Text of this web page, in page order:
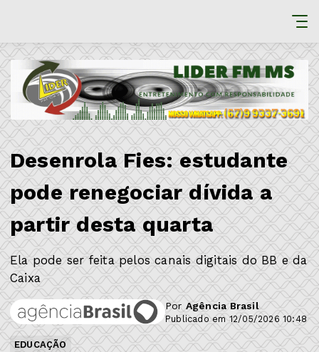
Desenrola Fies: estudante
pode renegociar dívida a
partir desta quarta
Ela pode ser feita pelos canais digitais do BB e da
Caixa
Por Agência Brasil
Publicado em 12/05/2026 10:48
EDUCAÇÃO